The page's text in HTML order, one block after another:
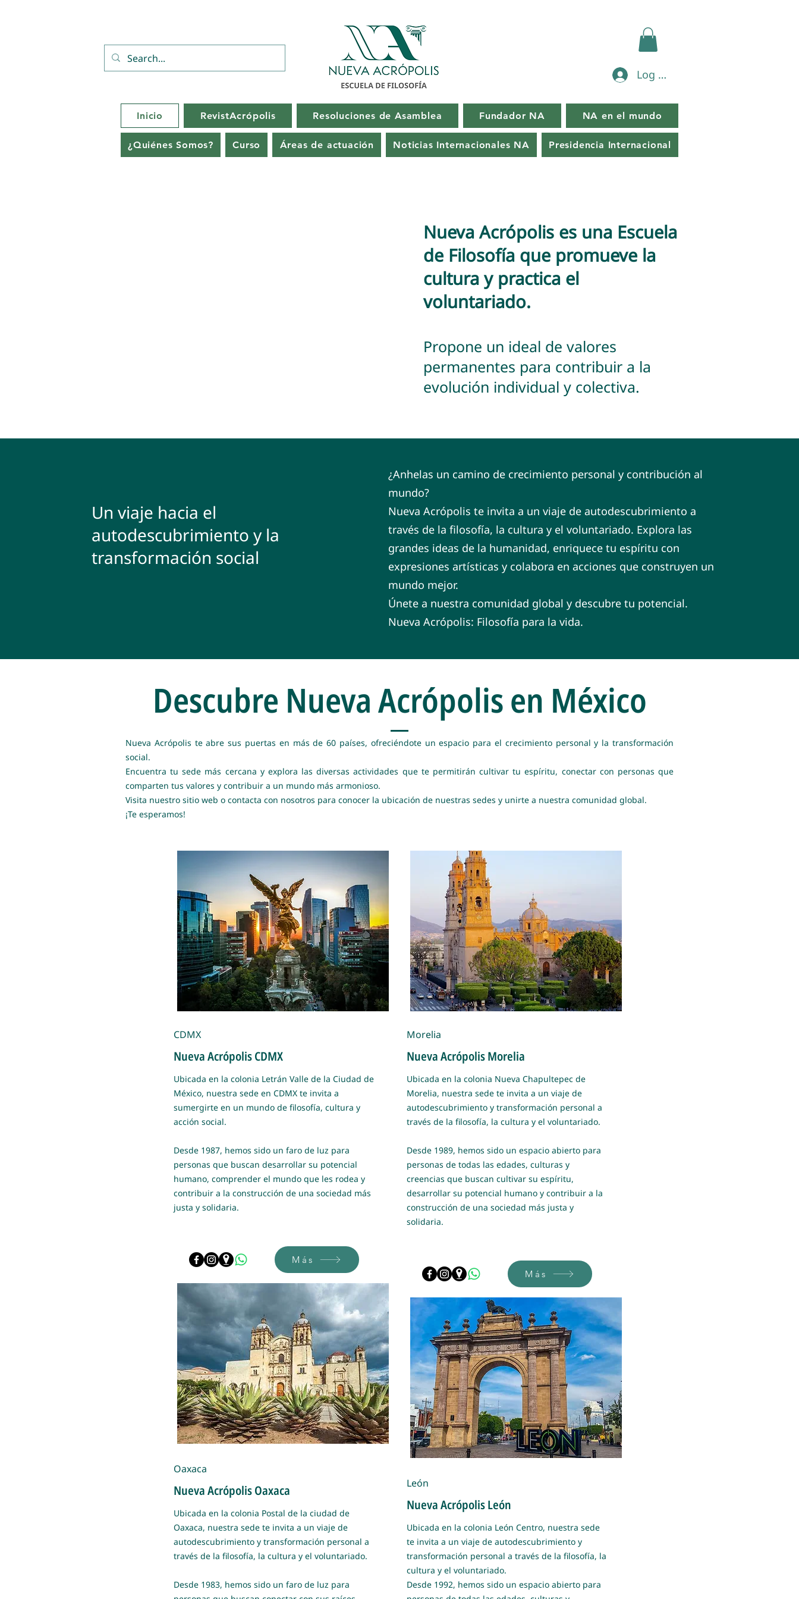
Log In
Inicio RevistAcrópolis Resoluciones de Asamblea Fundador NA NA en el mundo
¿Quiénes Somos? Curso Áreas de actuación Noticias Internacionales NA Presidencia Internacional
Nueva Acrópolis es una Escuela
de Filosofía que promueve la
cultura y practica el
voluntariado.
Propone un ideal de valores
permanentes para contribuir a la
evolución individual y colectiva.
Un viaje hacia el
autodescubrimiento y la
transformación social
¿Anhelas un camino de crecimiento personal y contribución al
mundo?
Nueva Acrópolis te invita a un viaje de autodescubrimiento a
través de la filosofía, la cultura y el voluntariado. Explora las
grandes ideas de la humanidad, enriquece tu espíritu con
expresiones artísticas y colabora en acciones que construyen un
mundo mejor.
Únete a nuestra comunidad global y descubre tu potencial.
Nueva Acrópolis: Filosofía para la vida.
Descubre Nueva Acrópolis en México
Nueva Acrópolis te abre sus puertas en más de 60 países, ofreciéndote un espacio para el crecimiento personal y la transformación
social.
Encuentra tu sede más cercana y explora las diversas actividades que te permitirán cultivar tu espíritu, conectar con personas que
comparten tus valores y contribuir a un mundo más armonioso.
Visita nuestro sitio web o contacta con nosotros para conocer la ubicación de nuestras sedes y unirte a nuestra comunidad global.
¡Te esperamos!
CDMX
Nueva Acrópolis CDMX
Ubicada en la colonia Letrán Valle de la Ciudad de
México, nuestra sede en CDMX te invita a
sumergirte en un mundo de filosofía, cultura y
acción social.
Desde 1987, hemos sido un faro de luz para
personas que buscan desarrollar su potencial
humano, comprender el mundo que les rodea y
contribuir a la construcción de una sociedad más
justa y solidaria.
Más
Oaxaca
Nueva Acrópolis Oaxaca
Ubicada en la colonia Postal de la ciudad de
Oaxaca, nuestra sede te invita a un viaje de
autodescubrimiento y transformación personal a
través de la filosofía, la cultura y el voluntariado.
Desde 1983, hemos sido un faro de luz para
Morelia
Nueva Acrópolis Morelia
Ubicada en la colonia Nueva Chapultepec de
Morelia, nuestra sede te invita a un viaje de
autodescubrimiento y transformación personal a
través de la filosofía, la cultura y el voluntariado.
Desde 1989, hemos sido un espacio abierto para
personas de todas las edades, culturas y
creencias que buscan cultivar su espíritu,
desarrollar su potencial humano y contribuir a la
construcción de una sociedad más justa y
solidaria.
Más
León
Nueva Acrópolis León
Ubicada en la colonia León Centro, nuestra sede
te invita a un viaje de autodescubrimiento y
transformación personal a través de la filosofía, la
cultura y el voluntariado.
Desde 1992, hemos sido un espacio abierto para